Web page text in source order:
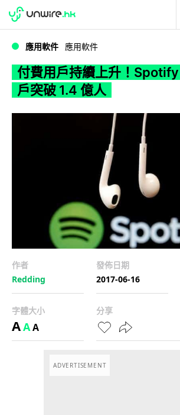
WWDC 2026
應用軟件 應用軟件
付費用戶持續上升！Spotify
戶突破 1.4 億人
作者
Redding
發佈日期
2017-06-16
字體大小
AAA
分享
ADVERTISEMENT